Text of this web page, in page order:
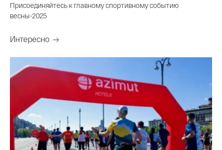
Присоединяйтесь к главному спортивному событию
весны-2025
Интересно